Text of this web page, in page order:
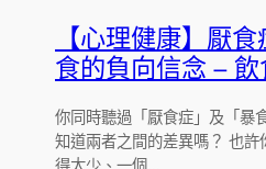
【心理健康】厭
食的負向信念 –
你同時聽過「厭食症」及「暴
知道兩者之間的差異嗎？ 也
得太少、一個…